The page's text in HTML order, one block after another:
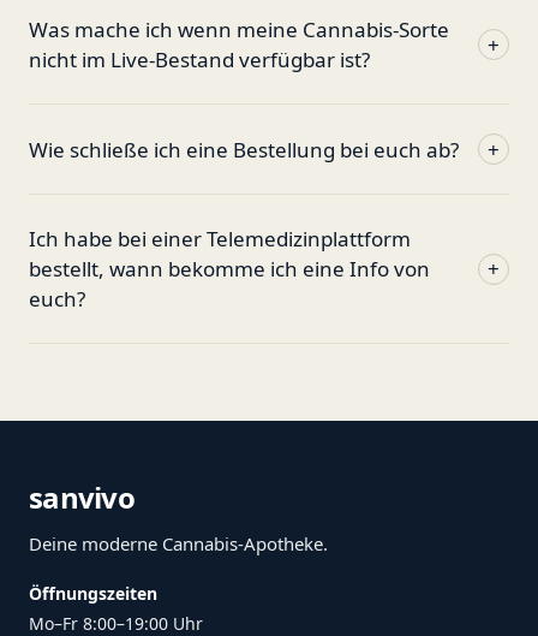
Was mache ich wenn meine Cannabis-Sorte
nicht im Live-Bestand verfügbar ist?
+
Wie schließe ich eine Bestellung bei euch ab? +
Ich habe bei einer Telemedizinplattform
bestellt, wann bekomme ich eine Info von
euch?
+
sanvivo
Deine moderne Cannabis-Apotheke.
Öffnungszeiten
Mo–Fr 8:00–19:00 Uhr